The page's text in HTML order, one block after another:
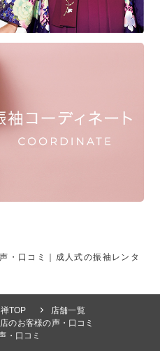
・口コミ｜成人式の振袖レンタ
TOP
店舗一覧
のお客様の声・口コミ
・口コミ